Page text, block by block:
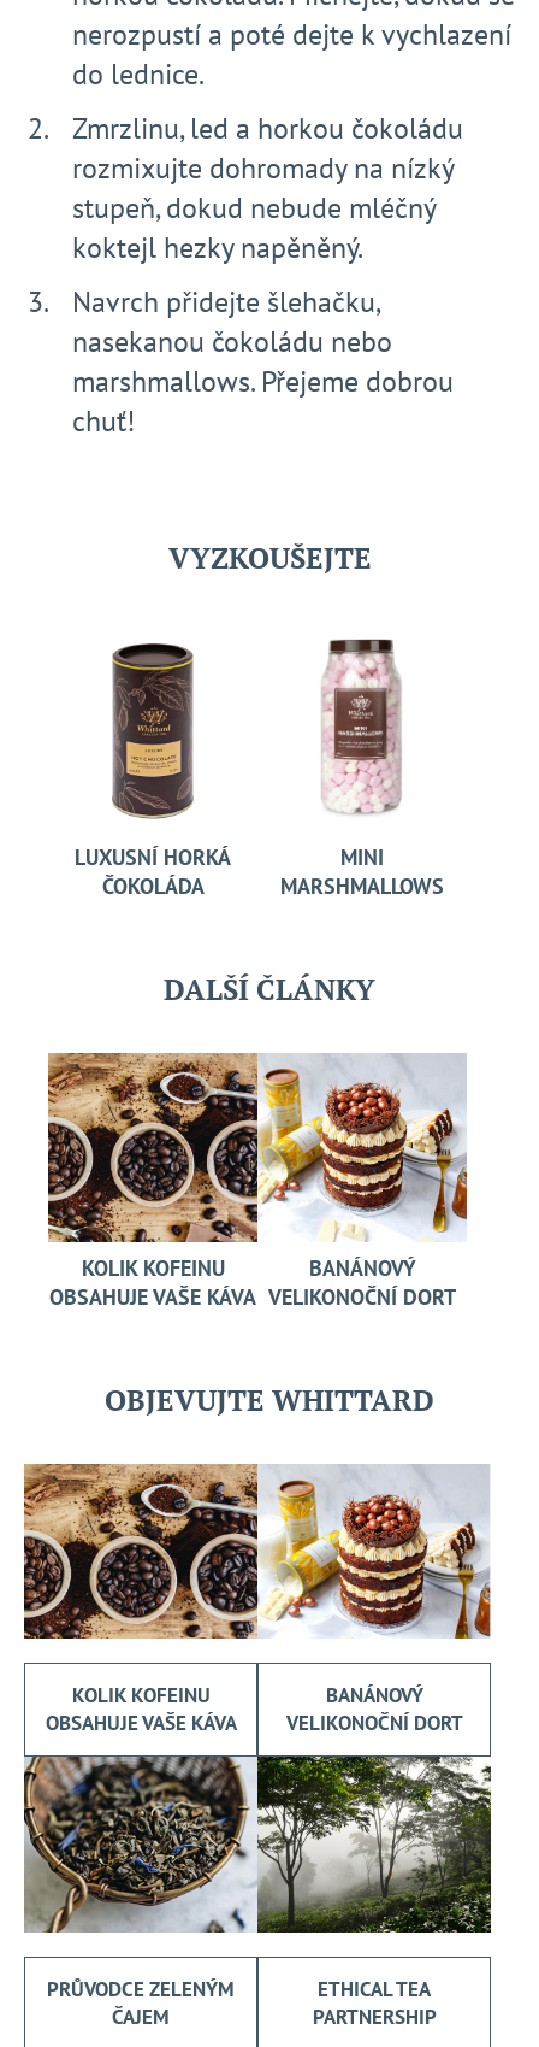
nerozpustí a poté dejte k vychlazení
do lednice.
Zmrzlinu, led a horkou čokoládu
rozmixujte dohromady na nízký
stupeň, dokud nebude mléčný
koktejl hezky napěněný.
Navrch přidejte šlehačku,
nasekanou čokoládu nebo
marshmallows. Přejeme dobrou
chuť!
VYZKOUŠEJTE
LUXUSNÍ HORKÁ
ČOKOLÁDA
MINI
MARSHMALLOWS
DALŠÍ ČLÁNKY
KOLIK KOFEINU
OBSAHUJE VAŠE KÁVA
BANÁNOVÝ
VELIKONOČNÍ DORT
OBJEVUJTE WHITTARD
KOLIK KOFEINU
OBSAHUJE VAŠE KÁVA
BANÁNOVÝ
VELIKONOČNÍ DORT
PRŮVODCE ZELENÝM
ČAJEM
ETHICAL TEA
PARTNERSHIP